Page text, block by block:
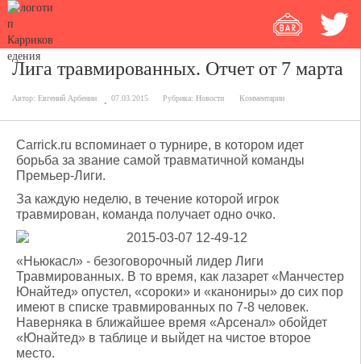
Лига травмированных. Отчет от 7 марта
Автор: Евгений Арбенин 07.03.2015 Рубрика: Новости Комментарии
Carrick.ru вспоминает о турнире, в котором идет
борьба за звание самой травматичной команды
Премьер-Лиги.
За каждую неделю, в течение которой игрок
травмирован, команда получает одно очко.
«Ньюкасл» - безоговорочный лидер Лиги
Травмированных. В то время, как лазарет «Манчестер
Юнайтед» опустел, «сороки» и «канониры» до сих пор
имеют в списке травмированных по 7-8 человек.
Наверняка в ближайшее время «Арсенал» обойдет
«Юнайтед» в таблице и выйдет на чистое второе
место.